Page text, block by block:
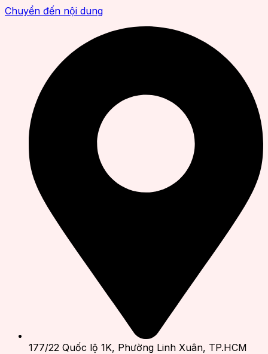
Chuyển đến nội dung
177/22 Quốc lộ 1K, Phường Linh Xuân, TP.HCM